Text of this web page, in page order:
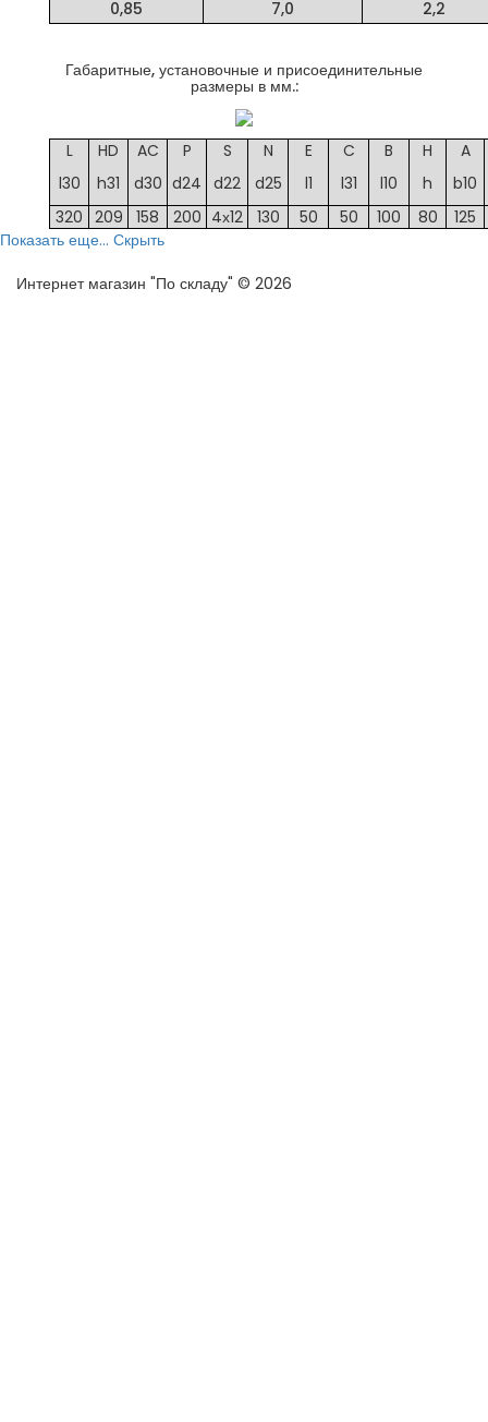
0,85 7,0 2,2
Габаритные, установочные и присоединительные
размеры в мм.:
L
l30
HD
h31
AC
d30
P
d24
S
d22
N
d25
E
l1
C
l31
B
l10
H
h
A
b10
320 209 158 200 4х12 130 50 50 100 80
125
Показать еще... Скрыть
Интернет магазин "По складу" © 2026